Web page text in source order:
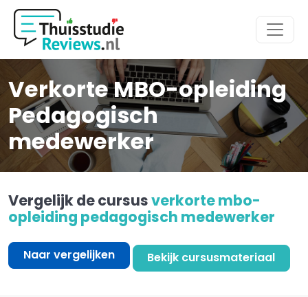
Hoofdmenu
Verkorte MBO-opleiding
Pedagogisch
medewerker
Vergelijk de cursusverkorte mbo-
opleiding pedagogisch medewerker
Naar vergelijken Bekijk cursusmateriaal